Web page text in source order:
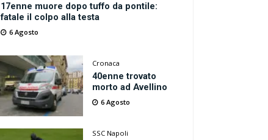
17enne muore dopo tuffo da pontile:
fatale il colpo alla testa
6 Agosto
Cronaca
40enne trovato
morto ad Avellino
6 Agosto
SSC Napoli